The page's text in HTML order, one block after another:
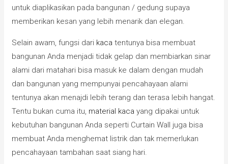
untuk diaplikasikan pada bangunan / gedung supaya
memberikan kesan yang lebih menarik dan elegan.
Selain awam, fungsi dari kaca tentunya bisa membuat
bangunan Anda menjadi tidak gelap dan membiarkan sinar
alami dari matahari bisa masuk ke dalam dengan mudah
dan bangunan yang mempunyai pencahayaan alami
tentunya akan menajdi lebih terang dan terasa lebih hangat.
Tentu bukan cuma itu, material kaca yang dipakai untuk
kebutuhan bangunan Anda seperti Curtain Wall juga bisa
membuat Anda menghemat listrik dan tak memerlukan
pencahayaan tambahan saat siang hari.